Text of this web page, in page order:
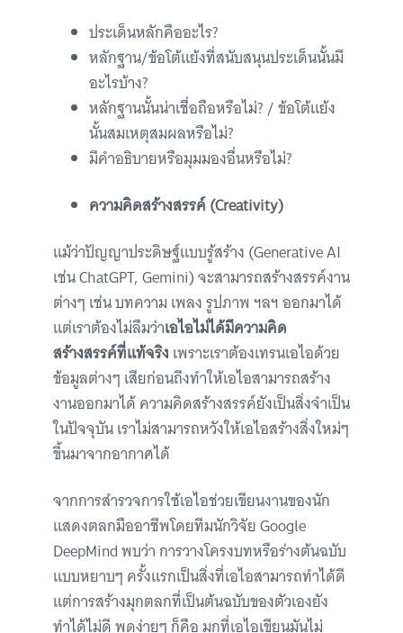
ประเด็นหลักคืออะไร?
หลักฐาน/ข้อโต้แย้งที่สนับสนุนประเด็นนั้นมี
อะไรบ้าง?
หลักฐานนั้นน่าเชื่อถือหรือไม่? / ข้อโต้แย้ง
นั้นสมเหตุสมผลหรือไม่?
มีคำอธิบายหรือมุมมองอื่นหรือไม่?
ความคิดสร้างสรรค์ (Creativity)
แม้ว่าปัญญาประดิษฐ์แบบรู้สร้าง (Generative AI
เช่น ChatGPT, Gemini) จะสามารถสร้างสรรค์งาน
ต่างๆ เช่น บทความ เพลง รูปภาพ ฯลฯ ออกมาได้
แต่เราต้องไม่ลืมว่าเอไอไม่ได้มีความคิด
สร้างสรรค์ที่แท้จริง เพราะเราต้องเทรนเอไอด้วย
ข้อมูลต่างๆ เสียก่อนถึงทำให้เอไอสามารถสร้าง
งานออกมาได้ ความคิดสร้างสรรค์ยังเป็นสิ่งจำเป็น
ในปัจจุบัน เราไม่สามารถหวังให้เอไอสร้างสิ่งใหม่ๆ
ขึ้นมาจากอากาศได้
จากการสำรวจการใช้เอไอช่วยเขียนงานของนัก
แสดงตลกมืออาชีพโดยทีมนักวิจัย Google
DeepMind พบว่า การวางโครงบทหรือร่างต้นฉบับ
แบบหยาบๆ ครั้งแรกเป็นสิ่งที่เอไอสามารถทำได้ดี
แต่การสร้างมุกตลกที่เป็นต้นฉบับของตัวเองยัง
ทำได้ไม่ดี พูดง่ายๆ ก็คือ มุกที่เอไอเขียนมันไม่